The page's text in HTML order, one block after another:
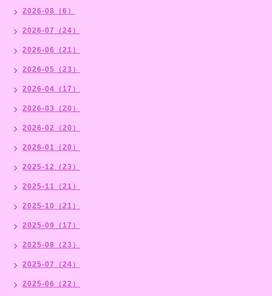
2026-08（6）
2026-07（24）
2026-06（21）
2026-05（23）
2026-04（17）
2026-03（20）
2026-02（20）
2026-01（20）
2025-12（23）
2025-11（21）
2025-10（21）
2025-09（17）
2025-08（23）
2025-07（24）
2025-06（22）